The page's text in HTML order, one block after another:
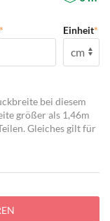
Einheit*
bei diesem
größer als 1,46m
Gleiches gilt für